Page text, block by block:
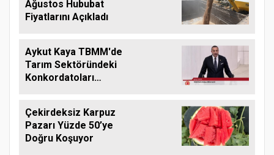
Ağustos Hububat
Fiyatlarını Açıkladı
Aykut Kaya TBMM'de
Tarım Sektöründeki
Konkordatoları
Çekirdeksiz Karpuz
Pazarı Yüzde 50’ye
Doğru Koşuyor